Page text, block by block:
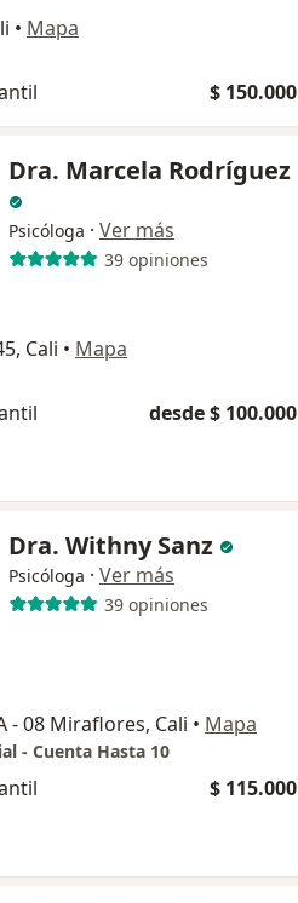
• Mapa
$ 150.000
Dra. Marcela Rodríguez
Psicóloga · Ver más
39 opiniones
Cali • Mapa
desde $ 100.000
Dra. Withny Sanz
Psicóloga · Ver más
39 opiniones
- 08 Miraflores, Cali • Mapa
- Cuenta Hasta 10
$ 115.000